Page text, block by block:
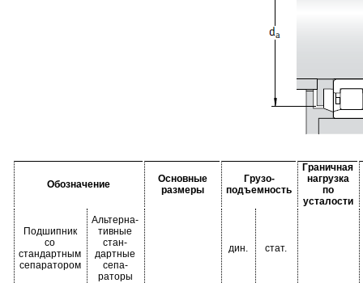
Обозначение
Основные
размеры
Грузо-
подъемность
Граничная
нагрузка
по
усталости
Подшипник
со
стандартным
сепаратором
Альтерна-
тивные
стан-
дартные
сепа-
раторы
дин. стат.